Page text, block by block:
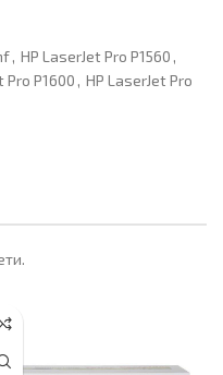
, HP LaserJet Pro P1560 ,
Pro P1600 , HP LaserJet Pro